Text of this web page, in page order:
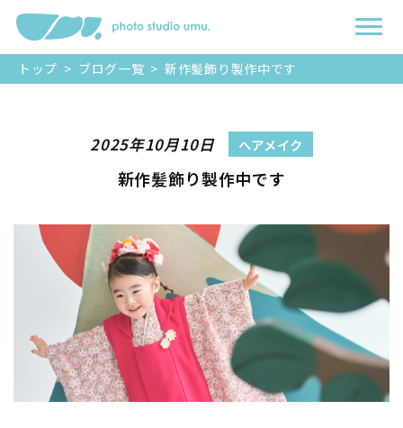
トップ > ブログ一覧 > 新作髪飾り製作中です
2025年10月10日 ヘアメイク
新作髪飾り製作中です